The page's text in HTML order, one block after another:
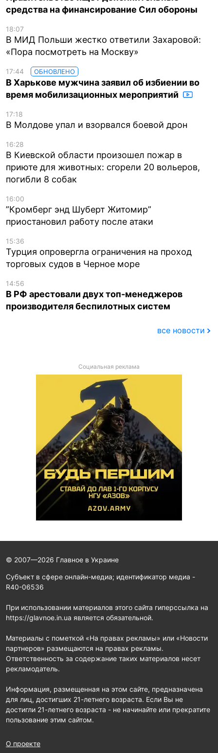
средства на финансирование Сил обороны
18:07
В МИД Польши жестко ответили Захаровой:
«Пора посмотреть на Москву»
17:44 ОБНОВЛЕНО
В Харькове мужчина заявил об избиении во
время мобилизационных мероприятий
17:18
В Молдове упал и взорвался боевой дрон
16:28
В Киевской области произошел пожар в
приюте для животных: сгорели 20 вольеров,
погибли 8 собак
16:00
”Кромберг энд Шуберт Житомир”
приостановил работу после атаки
15:36
Турция опровергла ограничения на проход
торговых судов в Черное море
14:56
В РФ арестовали двух топ-менеджеров
производителя беспилотных систем
все новости
Социальная реклама
© 2007—2026 Главное в Украине
Субъект в сфере онлайн-медиа; идентификатор медиа -
R40-06536
При использовании материалов этого сайта гиперссылка на
https://glavnoe.in.ua является обязательной.
Материалы с пометкой «На правах рекламы» или «Новости
партнеров» размещаются на правах рекламы.
Ответственность за содержание таких материалов несет
рекламодатель.
Информация, размещенная на этом сайте, предназначена
для лиц, достигших 21-летнего возраста. Если Вы не
достигли 21-летнего возраста - не начинайте или прекратите
пользование этим сайтом.
О проекте